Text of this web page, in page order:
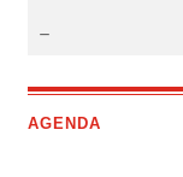
AGENDA